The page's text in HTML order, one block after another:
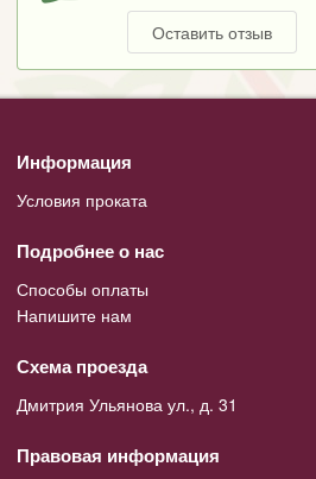
Оставить отзыв
Информация
Условия проката
Подробнее о нас
Способы оплаты
Напишите нам
Схема проезда
Дмитрия Ульянова ул., д. 31
Правовая информация